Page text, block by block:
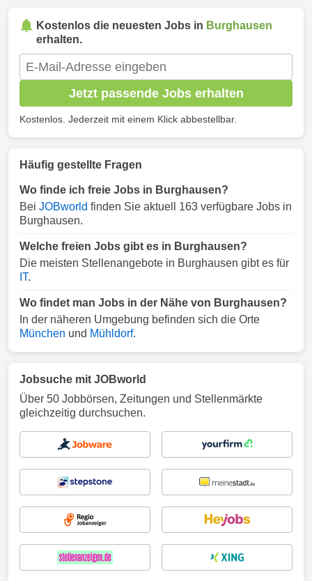
Kostenlos die neuesten Jobs in Burghausen
erhalten.
Jetzt passende Jobs erhalten
Kostenlos. Jederzeit mit einem Klick abbestellbar.
Häufig gestellte Fragen
Wo finde ich freie Jobs in Burghausen?
Bei JOBworld finden Sie aktuell 163 verfügbare Jobs in
Burghausen.
Welche freien Jobs gibt es in Burghausen?
Die meisten Stellenangebote in Burghausen gibt es für
IT.
Wo findet man Jobs in der Nähe von Burghausen?
In der näheren Umgebung befinden sich die Orte
München und Mühldorf.
Jobsuche mit JOBworld
Über 50 Jobbörsen, Zeitungen und Stellenmärkte
gleichzeitig durchsuchen.